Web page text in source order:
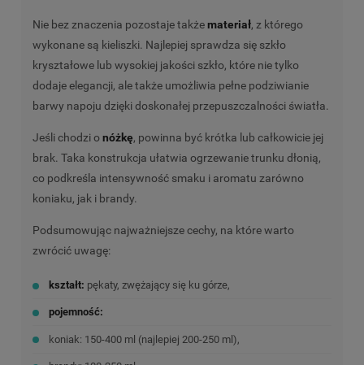
Nie bez znaczenia pozostaje takżemateriał, z którego
wykonane są kieliszki. Najlepiej sprawdza się szkło
kryształowe lub wysokiej jakości szkło, które nie tylko
dodaje elegancji, ale także umożliwia pełne podziwianie
barwy napoju dzięki doskonałej przepuszczalności światła.
Jeśli chodzi onóżkę, powinna być krótka lub całkowicie jej
brak. Taka konstrukcja ułatwia ogrzewanie trunku dłonią,
co podkreśla intensywność smaku i aromatu zarówno
koniaku, jak i brandy.
Podsumowując najważniejsze cechy, na które warto
zwrócić uwagę:
kształt: pękaty, zwężający się ku górze,
pojemność:
koniak: 150-400 ml (najlepiej 200-250 ml),